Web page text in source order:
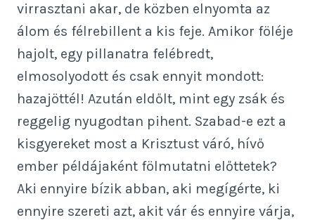
virrasztani akar, de közben elnyomta az
álom és félrebillent a kis feje. Amikor föléje
hajolt, egy pillanatra felébredt,
elmosolyodott és csak ennyit mondott:
hazajöttél! Azután eldőlt, mint egy zsák és
reggelig nyugodtan pihent. Szabad-e ezt a
kisgyereket most a Krisztust váró, hívő
ember példájaként fölmutatni előttetek?
Aki ennyire bízik abban, aki megígérte, ki
ennyire szereti azt, akit vár és ennyire várja,